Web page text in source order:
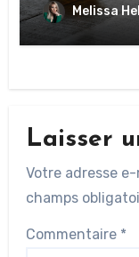
Melissa
Laisser
Votre adresse
champs
Commentaire *